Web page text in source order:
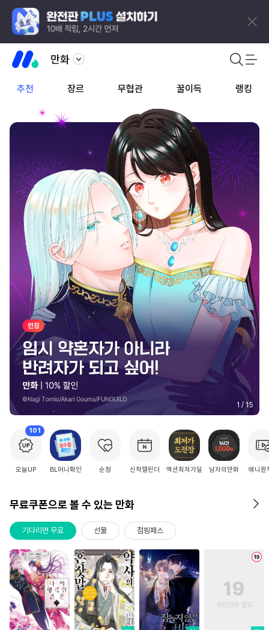
만화
추천 장르 무협관 꿀이득 랭킹
2 / 15
101
오늘UP BL머니확인 순정 신작캘린더 액션최저가딜 남자의만화 애니원
무료쿠폰으로 볼 수 있는 만화
기다리면 무료 선물 점핑패스